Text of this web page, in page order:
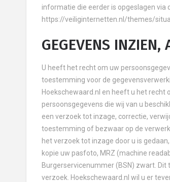
informatie die eerder is opgeslagen via
https://veiliginternetten.nl/themes/
GEGEVENS INZIEN,
U heeft het recht om uw
toestemming voor de
Hoekschewaard.nl en heeft u het recht
persoonsgegevens die wij van u
een verzoek tot inzage, correctie,
toestemming of bezwaar op de
het verzoek tot inzage door u is
kopie uw pasfoto, MRZ (machine
Burgerservicenummer (BSN) zwart. Dit
verzoek. Hoekschewaard.nl wil u er